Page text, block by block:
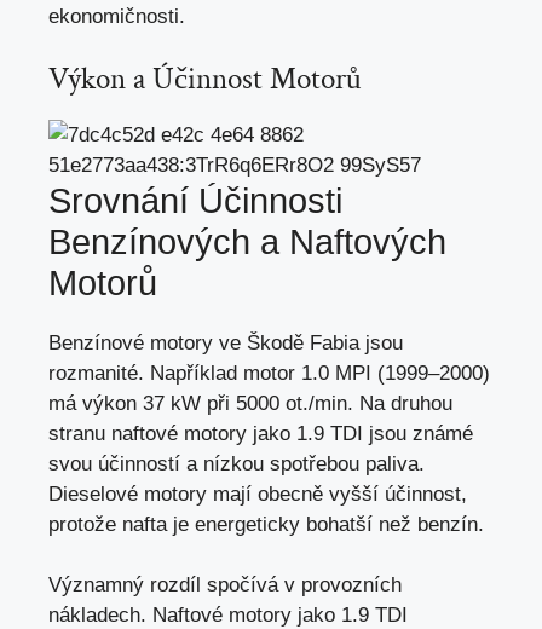
ekonomičnosti.
Výkon a Účinnost Motorů
Srovnání Účinnosti
Benzínových a Naftových
Motorů
Benzínové motory ve Škodě Fabia jsou
rozmanité. Například motor 1.0 MPI (1999–2000)
má výkon 37 kW při 5000 ot./min. Na druhou
stranu naftové motory jako 1.9 TDI jsou známé
svou účinností a nízkou spotřebou paliva.
Dieselové motory mají obecně vyšší účinnost,
protože nafta je energeticky bohatší než benzín.
Významný rozdíl spočívá v provozních
nákladech. Naftové motory jako 1.9 TDI